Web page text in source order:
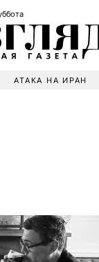
АТАКА НА ИРАН